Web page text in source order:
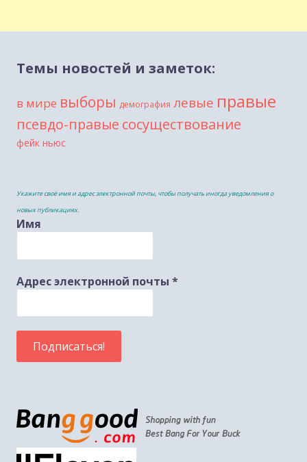
Темы новостей и заметок:
в мире выборы демография левые правые
псевдо-правые сосуществование
фейк ньюс
Укажите своё имя и адрес электронной почты, чтобы получать иногда уведомления о
новых публикациях.
Имя
Адрес электронной почты *